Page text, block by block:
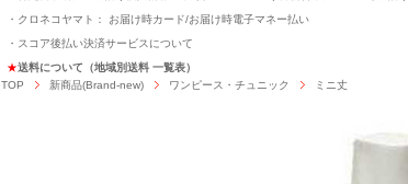
・クロネコヤマト： お届け時カード/お届け時電子マネー払い
・ スコア後払い決済サービスについて
★送料について（地域別送料 一覧表）
TOP
新商品(Brand-new) ワンピース・チュニック ミニ丈